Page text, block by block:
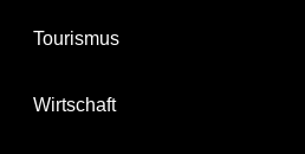
Tourismus
Wirtschaft